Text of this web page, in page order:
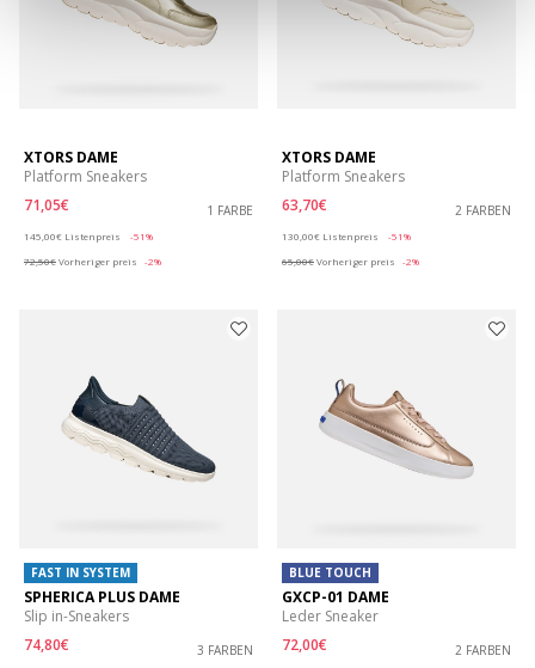
XTORS DAME
Platform Sneakers
71,05€
1 FARBE
145,00€ Listenpreis
-51%
72,50€Vorheriger preis -2%
XTORS DAME
Platform Sneakers
63,70€
2 FARBEN
130,00€ Listenpreis
-51%
65,00€Vorheriger preis -2%
FAST IN SYSTEM
SPHERICA PLUS DAME
Slip in-Sneakers
74,80€
3 FARBEN
BLUE TOUCH
GXCP-01 DAME
Leder Sneaker
72,00€
2 FARBEN